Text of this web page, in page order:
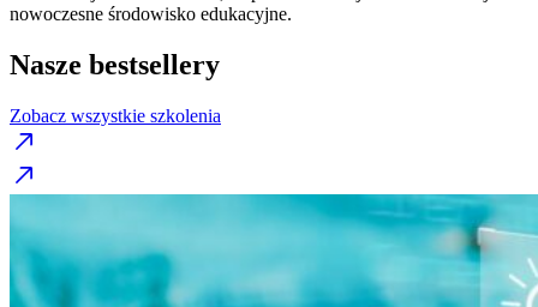
nowoczesne środowisko edukacyjne.
Nasze bestsellery
Zobacz wszystkie szkolenia